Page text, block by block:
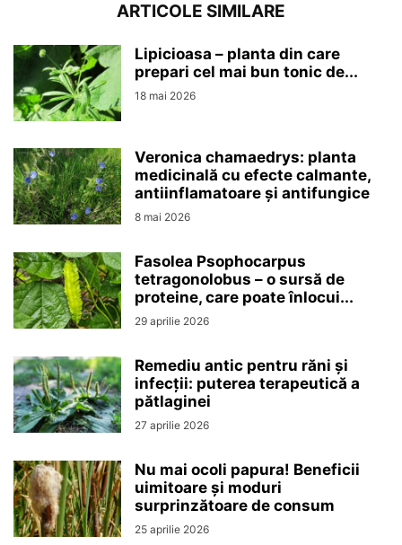
ARTICOLE SIMILARE
Lipicioasa – planta din care
prepari cel mai bun tonic de...
18 mai 2026
Veronica chamaedrys: planta
medicinală cu efecte calmante,
antiinflamatoare și antifungice
8 mai 2026
Fasolea Psophocarpus
tetragonolobus – o sursă de
proteine, care poate înlocui...
29 aprilie 2026
Remediu antic pentru răni și
infecții: puterea terapeutică a
pătlaginei
27 aprilie 2026
Nu mai ocoli papura! Beneficii
uimitoare și moduri
surprinzătoare de consum
25 aprilie 2026